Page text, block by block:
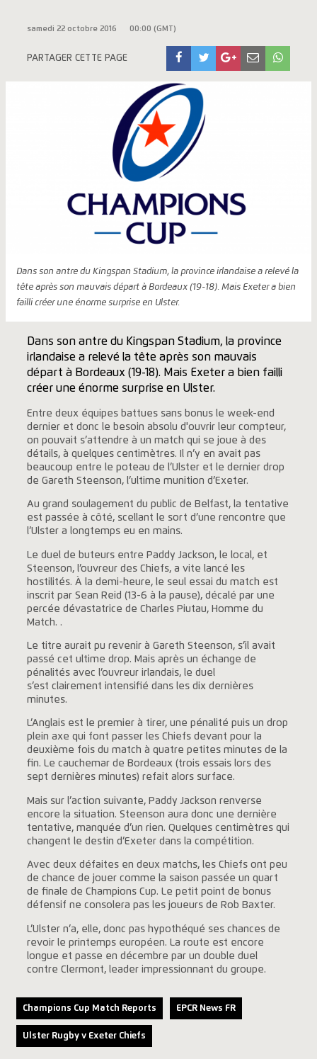
samedi 22 octobre 2016 00:00 (GMT)
PARTAGER CETTE PAGE
Dans son antre du Kingspan Stadium, la province irlandaise a relevé la
tête après son mauvais départ à Bordeaux (19-18). Mais Exeter a bien
failli créer une énorme surprise en Ulster.
Dans son antre du Kingspan Stadium, la province
irlandaise a relevé la tête après son mauvais
départ à Bordeaux (19-18). Mais Exeter a bien failli
créer une énorme surprise en Ulster.
Entre deux équipes battues sans bonus le week-end
dernier et donc le besoin absolu d'ouvrir leur compteur,
on pouvait s’attendre à un match qui se joue à des
détails, à quelques centimètres. Il n’y en avait pas
beaucoup entre le poteau de l’Ulster et le dernier drop
de Gareth Steenson, l’ultime munition d’Exeter.
Au grand soulagement du public de Belfast, la tentative
est passée à côté, scellant le sort d’une rencontre que
l’Ulster a longtemps eu en mains.
Le duel de buteurs entre Paddy Jackson, le local, et
Steenson, l’ouvreur des Chiefs, a vite lancé les
hostilités. À la demi-heure, le seul essai du match est
inscrit par Sean Reid (13-6 à la pause), décalé par une
percée dévastatrice de Charles Piutau, Homme du
Match. .
Le titre aurait pu revenir à Gareth Steenson, s’il avait
passé cet ultime drop. Mais après un échange de
pénalités avec l’ouvreur irlandais, le duel
s’est clairement intensifié dans les dix dernières
minutes.
L’Anglais est le premier à tirer, une pénalité puis un drop
plein axe qui font passer les Chiefs devant pour la
deuxième fois du match à quatre petites minutes de la
fin. Le cauchemar de Bordeaux (trois essais lors des
sept dernières minutes) refait alors surface.
Mais sur l’action suivante, Paddy Jackson renverse
encore la situation. Steenson aura donc une dernière
tentative, manquée d’un rien. Quelques centimètres qui
changent le destin d’Exeter dans la compétition.
Avec deux défaites en deux matchs, les Chiefs ont peu
de chance de jouer comme la saison passée un quart
de finale de Champions Cup. Le petit point de bonus
défensif ne consolera pas les joueurs de Rob Baxter.
L’Ulster n’a, elle, donc pas hypothéqué ses chances de
revoir le printemps européen. La route est encore
longue et passe en décembre par un double duel
contre Clermont, leader impressionnant du groupe.
Champions Cup Match Reports EPCR News FR
Ulster Rugby v Exeter Chiefs